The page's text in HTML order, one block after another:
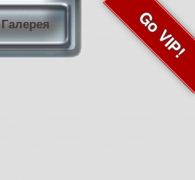
Галерея Go VIP!